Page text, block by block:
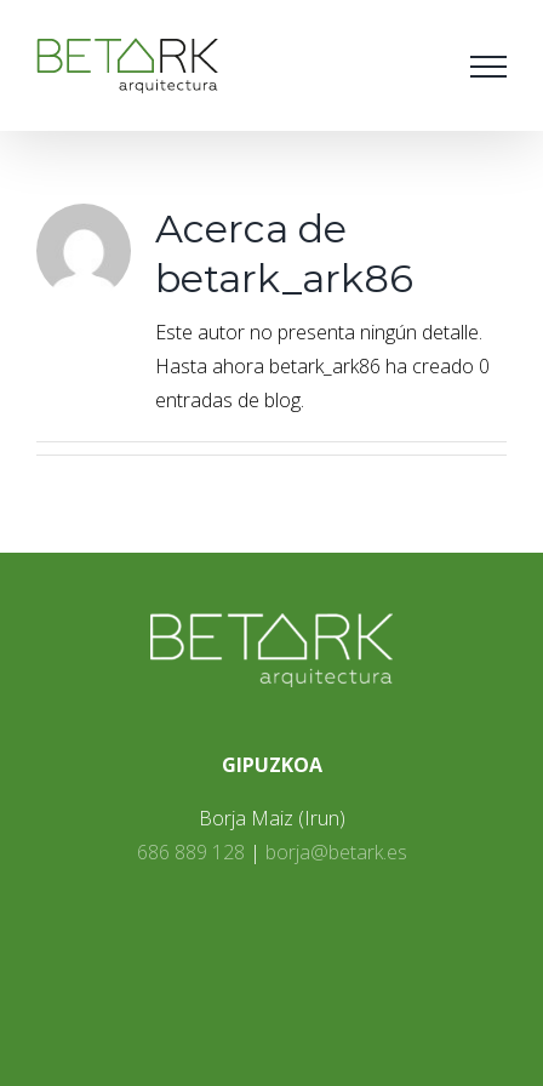
Acerca de
betark_ark86
Este autor no presenta ningún detalle.
Hasta ahora betark_ark86 ha creado 0
entradas de blog.
GIPUZKOA
Borja Maiz (Irun)
686 889 128 | borja@betark.es